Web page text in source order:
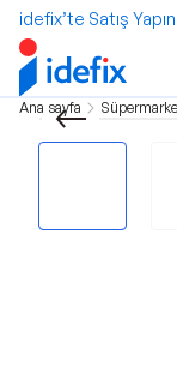
idefix’te Satış Yapın
Ana sayfa